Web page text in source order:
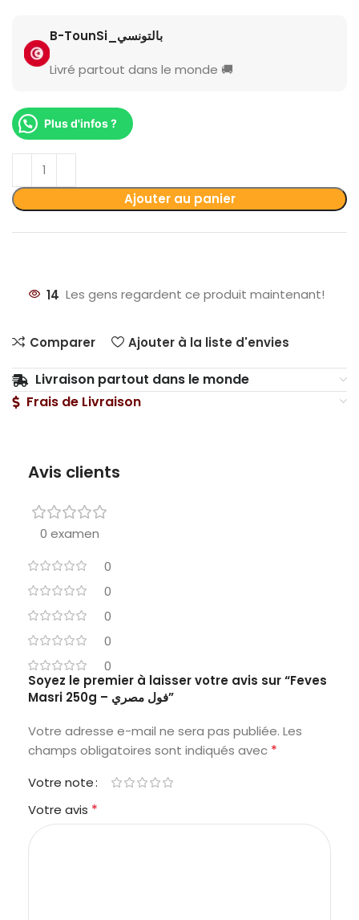
B-TounSi_بالتونسي
Livré partout dans le monde 🚚
Plus d'infos ?
Ajouter au panier
14 Les gens regardent ce produit maintenant!
Comparer Ajouter à la liste d'envies
Livraison partout dans le monde
Frais de Livraison
Avis clients
0 examen
0
0
0
0
0
Soyez le premier à laisser votre avis sur “Feves
Masri 250g – فول مصري”
Votre adresse e-mail ne sera pas publiée. Les
champs obligatoires sont indiqués avec *
Votre note
Votre avis *